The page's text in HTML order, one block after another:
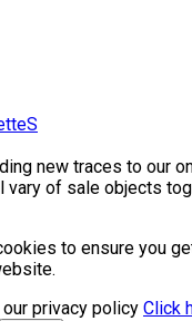
new traces to our
vary of sale objects
to ensure you
privacy policy Click